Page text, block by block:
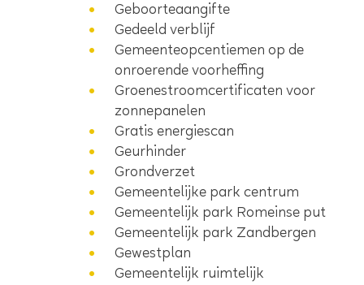
Geboorteaangifte
Gedeeld verblijf
Gemeenteopcentiemen op de
onroerende voorheffing
Groenestroomcertificaten voor
zonnepanelen
Gratis energiescan
Geurhinder
Grondverzet
Gemeentelijke park centrum
Gemeentelijk park Romeinse put
Gemeentelijk park Zandbergen
Gewestplan
Gemeentelijk ruimtelijk